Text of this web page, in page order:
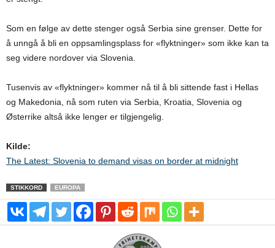
Som en følge av dette stenger også Serbia sine grenser. Dette for
å unngå å bli en oppsamlingsplass for «flyktninger» som ikke kan ta
seg videre nordover via Slovenia.
Tusenvis av «flyktninger» kommer nå til å bli sittende fast i Hellas
og Makedonia, nå som ruten via Serbia, Kroatia, Slovenia og
Østerrike altså ikke lenger er tilgjengelig.
Kilde:
The Latest: Slovenia to demand visas on border at midnight
STIKKORD EUROPA